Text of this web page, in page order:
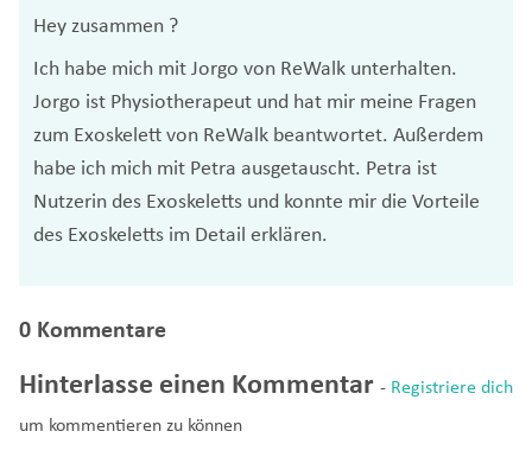
Hey zusammen ?️
Ich habe mich mit Jorgo von ReWalk unterhalten.
Jorgo ist Physiotherapeut und hat mir meine Fragen
zum Exoskelett von ReWalk beantwortet. Außerdem
habe ich mich mit Petra ausgetauscht. Petra ist
Nutzerin des Exoskeletts und konnte mir die Vorteile
des Exoskeletts im Detail erklären.
0 Kommentare
Hinterlasse einen Kommentar - Registriere dich
um kommentieren zu können